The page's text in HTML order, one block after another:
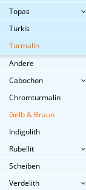
Topas
Türkis
Turmalin
Andere
Cabochon
Chromturmalin
Gelb & Braun
Indigolith
Rubellit
Scheiben
Verdelith